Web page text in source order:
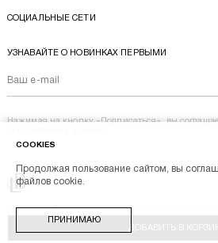
ДОБАВИТЬ В
Перейти на главную
BL BRAND © 2014-2026
СОЦИАЛЬНЫЕ СЕТИ
УЗНАВАЙТЕ О НОВИНКАХ ПЕРВЫМИ
Нажимая на кнопку «Подписаться», вы
COOKIES
Продолжая пользование сайтом, вы
файлов cookie.
ПРИНИМАЮ